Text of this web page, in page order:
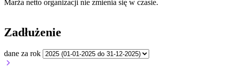
Marża netto organizacji nie zmienia się w czasie.
Zadłużenie
dane za rok